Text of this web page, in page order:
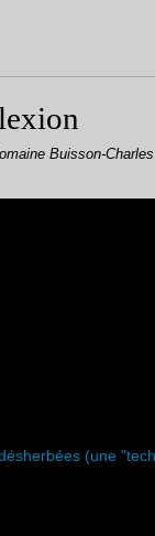
Buisson-Charles